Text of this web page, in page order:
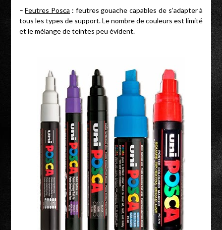
–Feutres Posca : feutres gouache capables de s’adapter à
tous les types de support. Le nombre de couleurs est limité
et le mélange de teintes peu évident.